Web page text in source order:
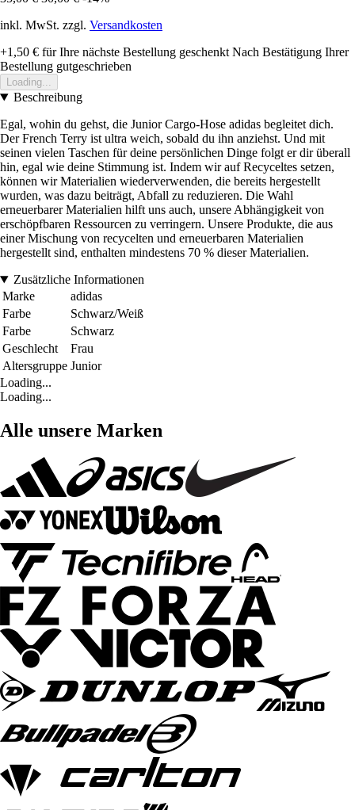
inkl. MwSt. zzgl. Versandkosten
+1,50 € für Ihre nächste Bestellung geschenkt Nach Bestätigung Ihrer
Bestellung gutgeschrieben
Loading...
Beschreibung
Egal, wohin du gehst, die Junior Cargo-Hose adidas begleitet dich.
Der French Terry ist ultra weich, sobald du ihn anziehst. Und mit
seinen vielen Taschen für deine persönlichen Dinge folgt er dir überall
hin, egal wie deine Stimmung ist. Indem wir auf Recyceltes setzen,
können wir Materialien wiederverwenden, die bereits hergestellt
wurden, was dazu beiträgt, Abfall zu reduzieren. Die Wahl
erneuerbarer Materialien hilft uns auch, unsere Abhängigkeit von
erschöpfbaren Ressourcen zu verringern. Unsere Produkte, die aus
einer Mischung von recycelten und erneuerbaren Materialien
hergestellt sind, enthalten mindestens 70 % dieser Materialien.
Zusätzliche Informationen
Marke
adidas
Farbe
Schwarz/Weiß
Farbe
Schwarz
Geschlecht
Frau
Altersgruppe Junior
Loading...
Loading...
Alle unsere Marken